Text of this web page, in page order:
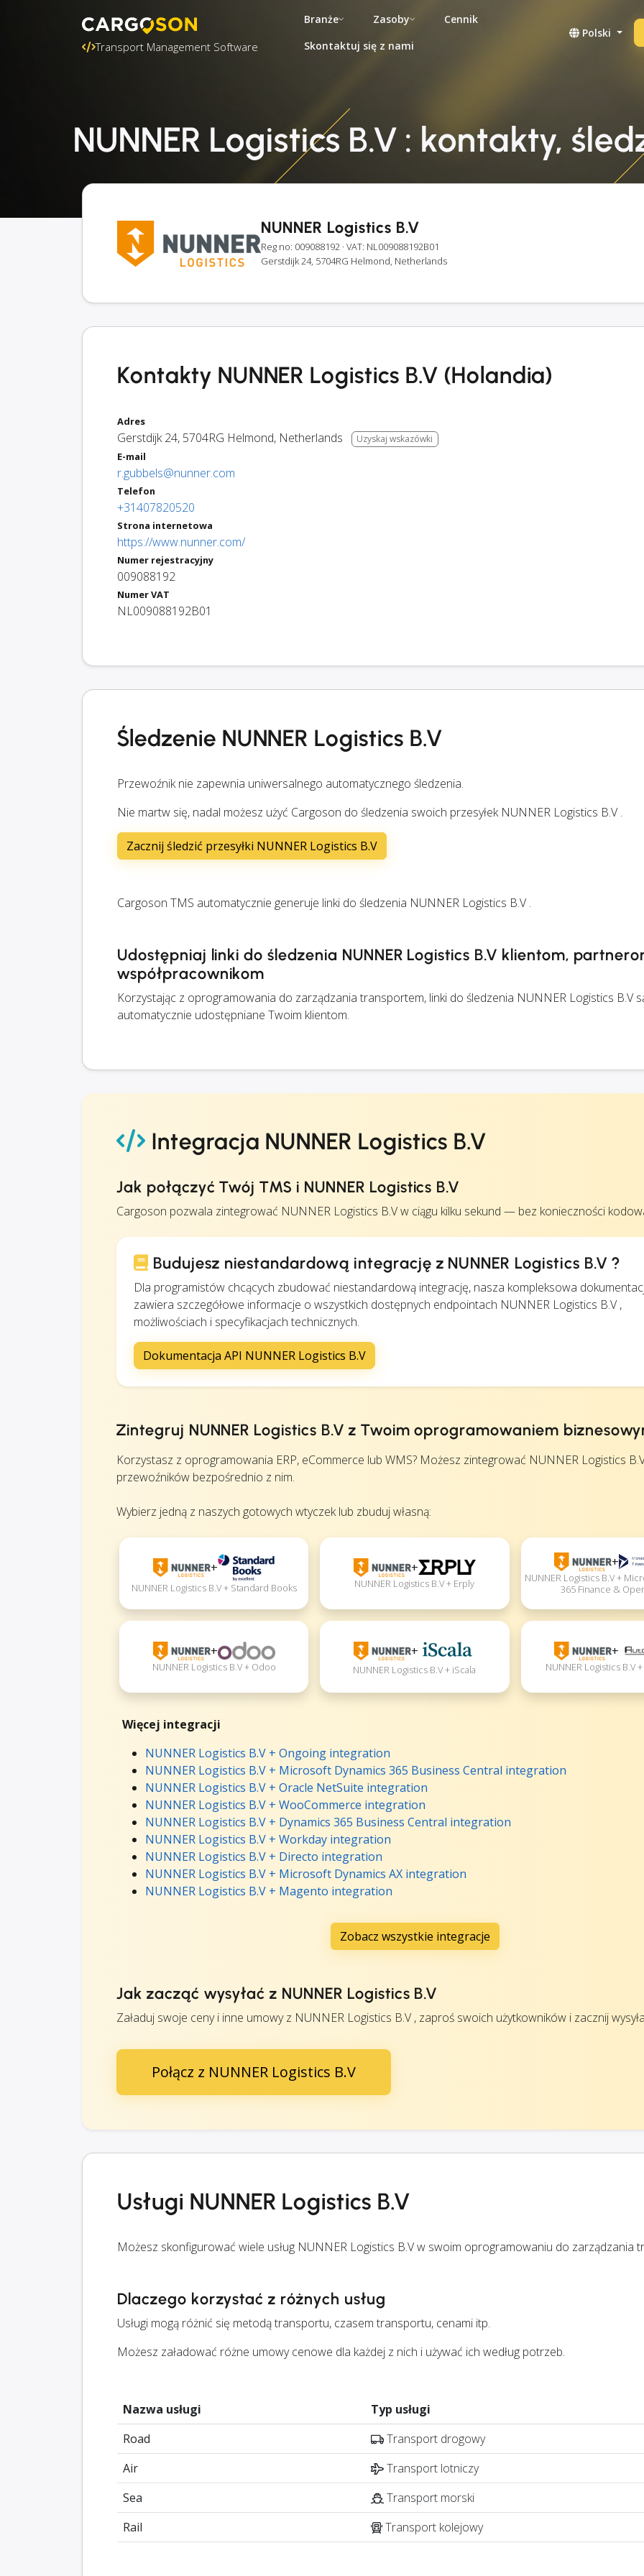
Transport Management Software
Branże Zasoby
Cennik
Skontaktuj się z nami
Polski
NUNNER Logistics B.V : kontakty,
NUNNER Logistics B.V
Reg no: 009088192 · VAT: NL009088192B01
Gerstdijk 24, 5704RG Helmond, Netherlands
Kontakty NUNNER Logistics B.V (Holandia)
Adres
Gerstdijk 24, 5704RG Helmond, Netherlands Uzyskaj wskazówki
E-mail
r.gubbels@nunner.com
Telefon
+31407820520
Strona internetowa
https://www.nunner.com/
Numer rejestracyjny
009088192
Numer VAT
NL009088192B01
Śledzenie NUNNER Logistics B.V
Przewoźnik nie zapewnia uniwersalnego automatycznego śledzenia.
Nie martw się, nadal możesz użyć Cargoson do śledzenia swoich przesyłek NUNNER Logistics B.V .
Zacznij śledzić przesyłki NUNNER Logistics B.V
Cargoson TMS automatycznie generuje linki do śledzenia NUNNER Logistics B.V .
Udostępniaj linki do śledzenia NUNNER Logistics B.V klientom,
współpracownikom
Korzystając z oprogramowania do zarządzania transportem, linki do śledzenia NUNNER Logistics B.V
automatycznie udostępniane Twoim klientom.
Integracja NUNNER Logistics B.V
Jak połączyć Twój TMS i NUNNER Logistics B.V
Cargoson pozwala zintegrować NUNNER Logistics B.V w ciągu kilku sekund — bez konieczności
Budujesz niestandardową integrację z NUNNER Logistics B.V ?
Dla programistów chcących zbudować niestandardową integrację, nasza kompleksowa
zawiera szczegółowe informacje o wszystkich dostępnych endpointach NUNNER Logistics B.V ,
możliwościach i specyfikacjach technicznych.
Dokumentacja API NUNNER Logistics B.V
Zintegruj NUNNER Logistics B.V z Twoim oprogramowaniem
Korzystasz z oprogramowania ERP, eCommerce lub WMS? Możesz zintegrować NUNNER Logistics
przewoźników bezpośrednio z nim.
Wybierz jedną z naszych gotowych wtyczek lub zbuduj własną:
+
NUNNER Logistics B.V + Standard Books
+
NUNNER Logistics B.V + Erply
+
NUNNER Logistics B.V +
365 Finance &
+
NUNNER Logistics B.V + Odoo
+
NUNNER Logistics B.V + iScala
+
NUNNER Logistics B.V
Więcej integracji
NUNNER Logistics B.V + Ongoing integration
NUNNER Logistics B.V + Microsoft Dynamics 365 Business Central integration
NUNNER Logistics B.V + Oracle NetSuite integration
NUNNER Logistics B.V + WooCommerce integration
NUNNER Logistics B.V + Dynamics 365 Business Central integration
NUNNER Logistics B.V + Workday integration
NUNNER Logistics B.V + Directo integration
NUNNER Logistics B.V + Microsoft Dynamics AX integration
NUNNER Logistics B.V + Magento integration
Zobacz wszystkie integracje
Jak zacząć wysyłać z NUNNER Logistics B.V
Załaduj swoje ceny i inne umowy z NUNNER Logistics B.V , zaproś swoich użytkowników i zacznij
Połącz z NUNNER Logistics B.V
Usługi NUNNER Logistics B.V
Możesz skonfigurować wiele usług NUNNER Logistics B.V w swoim oprogramowaniu do zarządzania
Dlaczego korzystać z różnych usług
Usługi mogą różnić się metodą transportu, czasem transportu, cenami itp.
Możesz załadować różne umowy cenowe dla każdej z nich i używać ich według potrzeb.
Nazwa usługi
Typ usługi
Road
Transport drogowy
Air
Transport lotniczy
Sea
Transport morski
Rail
Transport kolejowy